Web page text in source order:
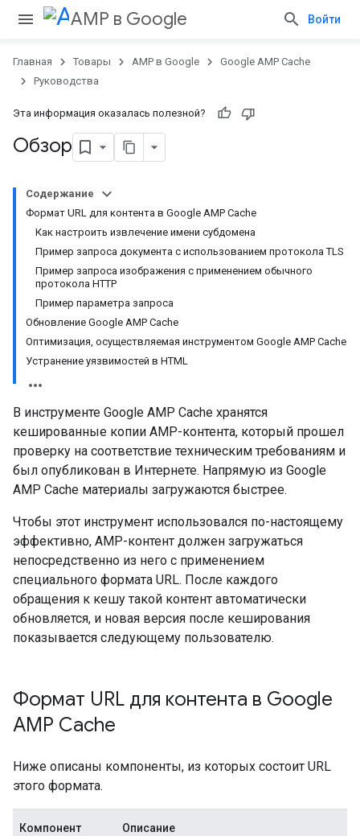
AMP в Google Войти
Главная Товары AMP в Google
Google AMP Cache
Руководства
Эта информация оказалась полезной?
Обзор
Содержание
Формат URL для контента в Google AMP Cache
Как настроить извлечение имени субдомена
Пример запроса документа с использованием протокола TLS
Пример запроса изображения с применением обычного
протокола HTTP
Пример параметра запроса
Обновление Google AMP Cache
Оптимизация, осуществляемая инструментом Google AMP Cache
Устранение уязвимостей в HTML
В инструменте Google AMP Cache хранятся
кешированные копии AMP-контента, который прошел
проверку на соответствие техническим требованиям и
был опубликован в Интернете. Напрямую из Google
AMP Cache материалы загружаются быстрее.
Чтобы этот инструмент использовался по-настоящему
эффективно, AMP-контент должен загружаться
непосредственно из него с применением
специального формата URL. После каждого
обращения к кешу такой контент автоматически
обновляется, и новая версия после кеширования
показывается следующему пользователю.
Формат URL для контента в Google
AMP Cache
Ниже описаны компоненты, из которых состоит URL
этого формата.
Компонент Описание